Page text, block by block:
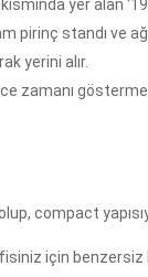
yer alan
pirinç standı ve
yerini alır.
zamanı
compact
için benzersiz